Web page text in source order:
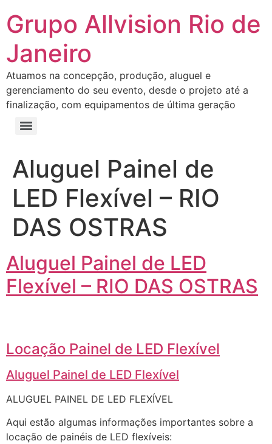
Grupo Allvision Rio de
Janeiro
Atuamos na concepção, produção, aluguel e
gerenciamento do seu evento, desde o projeto até a
finalização, com equipamentos de última geração
Aluguel Painel de
LED Flexível – RIO
DAS OSTRAS
Aluguel Painel de LED
Flexível – RIO DAS OSTRAS
Locação Painel de LED Flexível
Aluguel Painel de LED Flexível
ALUGUEL PAINEL DE LED FLEXÍVEL
Aqui estão algumas informações importantes sobre a
locação de painéis de LED flexíveis: